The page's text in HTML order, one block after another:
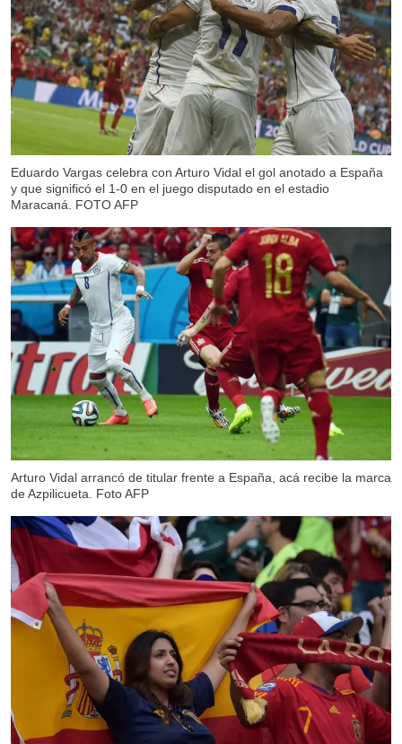
Eduardo Vargas celebra con Arturo Vidal el gol anotado a España
y que significó el 1-0 en el juego disputado en el estadio
Maracaná. FOTO AFP
Arturo Vidal arrancó de titular frente a España, acá recibe la marca
de Azpilicueta. Foto AFP